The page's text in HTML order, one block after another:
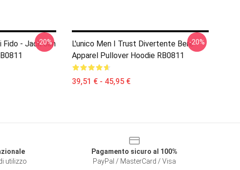
Fido - Jack Jim
-20%
L'unico Men I Trust Divertente Bere
Apparel Pullover Hoodie RB0811
39,51 € - 45,95 €
-20%
utilizzo
Pagamento sicuro al 100%
PayPal / MasterCard / Visa